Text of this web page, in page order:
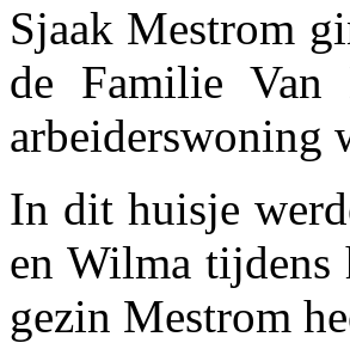
Sjaak Mestrom
de Familie Van
arbeiderswoning
In dit huisje
en Wilma tijdens
gezin Mestrom